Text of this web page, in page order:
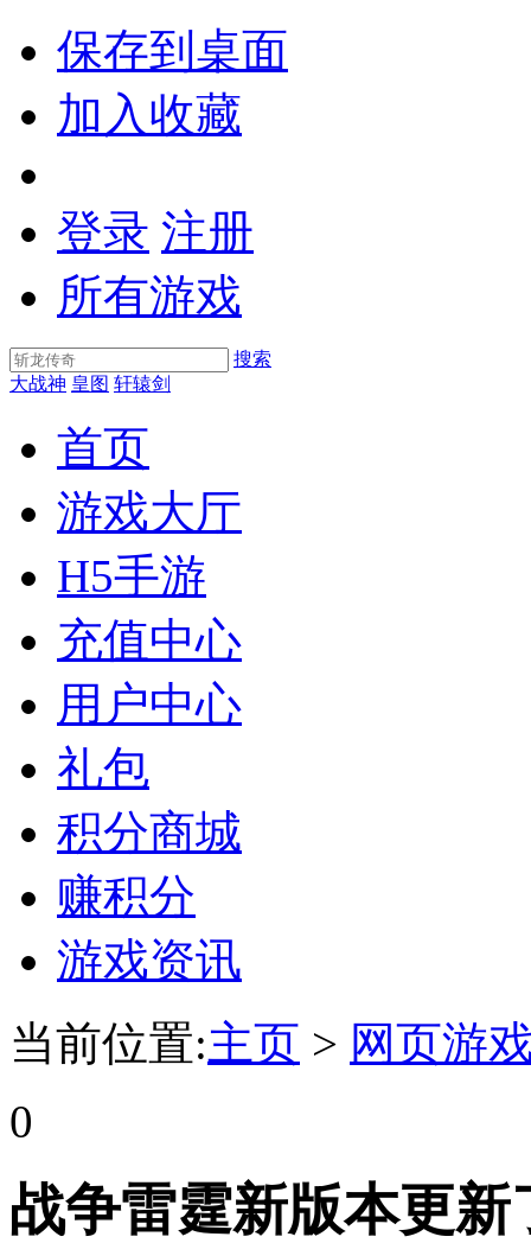
保存到桌面
加入收藏
登录 注册
所有游戏
搜索
大战神 皇图 轩辕剑
首页
游戏大厅
H5手游
充值中心
用户中心
礼包
积分商城
赚积分
游戏资讯
当前位置:主页 > 网页游
0
战争雷霆新版本更